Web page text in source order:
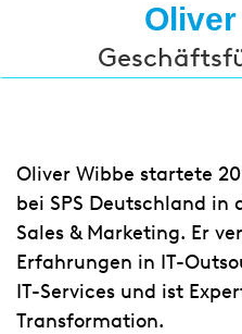
Oliver Wibbe startete
bei SPS Deutschland
Sales & Marketing. Er
Erfahrungen in IT-
IT-Services und ist
Transformation.